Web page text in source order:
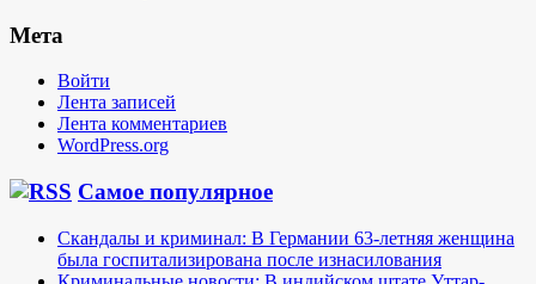
Мета
Войти
Лента записей
Лента комментариев
WordPress.org
Самое популярное
Скандалы и криминал: В Германии 63-летняя женщина
была госпитализирована после изнасилования